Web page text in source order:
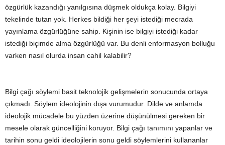
özgürlük kazandığı yanılgısına düşmek oldukça kolay. Bilgiyi
tekelinde tutan yok. Herkes bildiği her şeyi istediği mecrada
yayınlama özgürlüğüne sahip. Kişinin ise bilgiyi istediği kadar
istediği biçimde alma özgürlüğü var. Bu denli enformasyon bolluğu
varken nasıl olurda insan cahil kalabilir?
Bilgi çağı söylemi basit teknolojik gelişmelerin sonucunda ortaya
çıkmadı. Söylem ideolojinin dışa vurumudur. Dilde ve anlamda
ideolojik mücadele bu yüzden üzerine düşünülmesi gereken bir
mesele olarak güncelliğini koruyor. Bilgi çağı tanımını yapanlar ve
tarihin sonu geldi ideolojilerin sonu geldi söylemlerini kullananlar